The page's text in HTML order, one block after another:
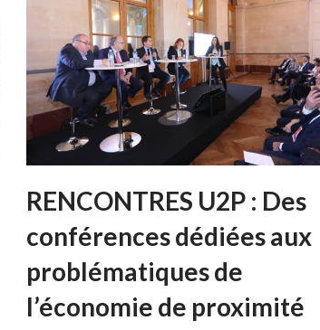
RENCONTRES U2P : Des
conférences dédiées aux
problématiques de
l’économie de proximité